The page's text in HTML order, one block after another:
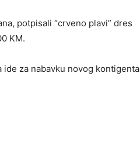
potpisali “crveno plavi” dres
KM.
za nabavku novog kontigenta